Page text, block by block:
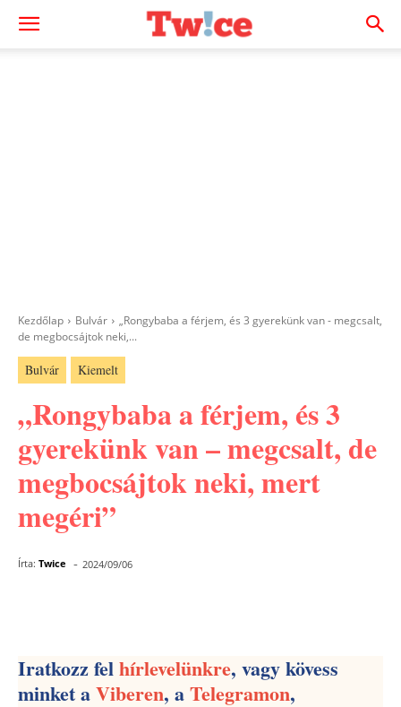
Kezdőlap Bulvár
„Rongybaba a férjem, és 3 gyerekünk van - megcsalt,
de megbocsájtok neki,...
Bulvár Kiemelt
„Rongybaba a férjem, és 3
gyerekünk van – megcsalt, de
megbocsájtok neki, mert
megéri”
Írta: Twice - 2024/09/06
Iratkozz felhírlevelünkre, vagy kövess
minket aViberen, aTelegramon,